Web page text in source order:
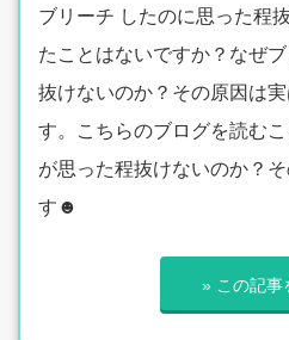
ブリーチ したのに思った程
たことはないですか？なぜ
抜けないのか？その原因は
す。こちらのブログを読む
が思った程抜けないのか？
す☻
» この記事